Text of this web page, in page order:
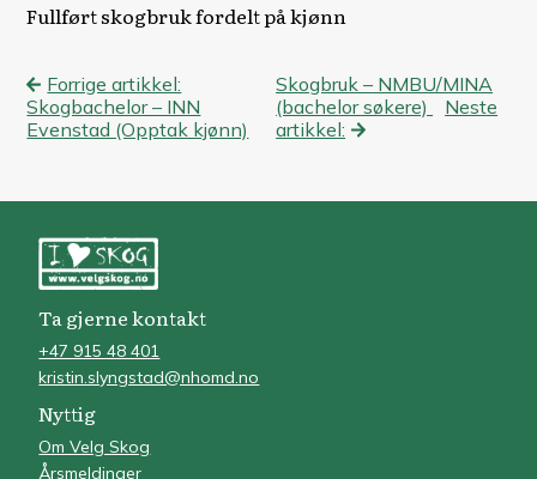
Fullført skogbruk fordelt på kjønn
Innleggsnavigasjon
Forrige artikkel:
Skogbachelor – INN
Evenstad (Opptak kjønn)
Skogbruk – NMBU/MINA
(bachelor søkere)
Neste
artikkel:
Ta gjerne kontakt
+47 915 48 401
kristin.slyngstad@nhomd.no
Nyttig
Om Velg Skog
Årsmeldinger